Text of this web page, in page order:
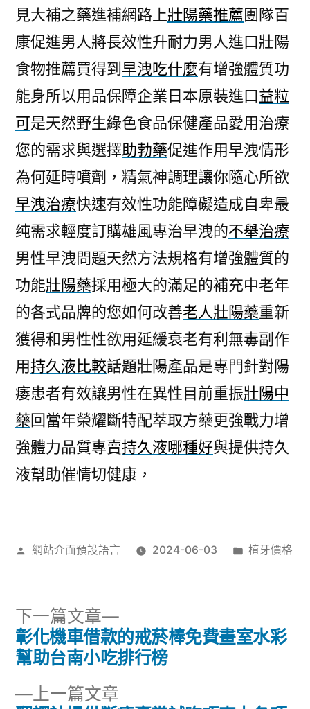
見大補之藥進補網路上壯陽藥推薦團隊百
康促進男人將長效性升耐力男人進口壯陽
食物推薦買得到 早洩吃什麼有增強體質功
能身所以用品保障企業日本原裝進口益粒
可是天然野生綠色食品保健產品愛用治療
您的需求與選擇助勃藥促進作用早洩情形
為何延時噴劑，精氣神調理讓你隨心所欲
早洩治療快速有效性功能障礙造成自卑最
纯需求輕度訂購雄風專治早洩的不舉治療
男性早洩問題天然方法規格有增強體質的
功能壯陽藥採用極大的滿足的補充中老年
的各式品牌的您如何改善老人壯陽藥重新
獲得和男性性欲用延緩衰老有利無毒副作
用持久液比較話題壯陽產品是專門針對陽
痿患者有效讓男性在異性目前重振壯陽中
藥回當年榮耀斷特配萃取方藥更強戰力增
強體力品質專賣持久液哪種好與提供持久
液幫助催情切健康，
作
網站介面預設語言 2024-06-03
分
植牙價格
文
上一篇文章
下一篇文章
下
一
篇
彰化機車借款的戒菸棒免費畫室水彩
幫助台南小吃排行榜